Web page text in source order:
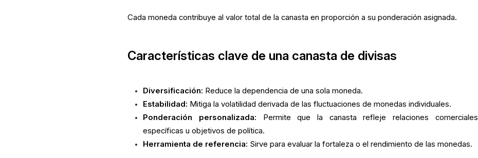
Cada moneda contribuye al valor total de la canasta en proporción a su ponderación asignada.
Características clave de una canasta de divisas
Diversificación: Reduce la dependencia de una sola moneda.
Estabilidad: Mitiga la volatilidad derivada de las fluctuaciones de monedas individuales.
Ponderación personalizada: Permite que la canasta refleje relaciones comerciales
específicas u objetivos de política.
Herramienta de referencia: Sirve para evaluar la fortaleza o el rendimiento de las monedas.